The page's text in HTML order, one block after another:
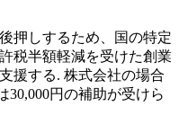
押しするため、国の特定
税半額軽減を受けた創業
援する. 株式会社の場合
30,000円の補助が受けら